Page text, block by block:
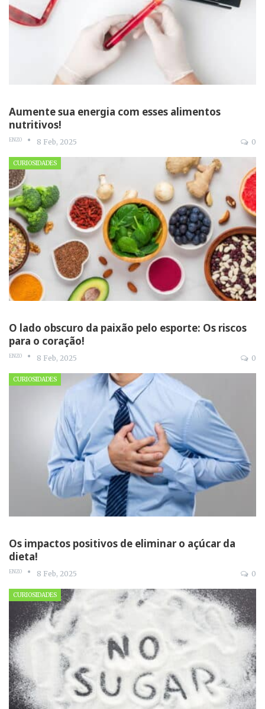
Aumente sua energia com esses alimentos
nutritivos!
ENZO 8 Feb, 2025 0
CURIOSIDADES
O lado obscuro da paixão pelo esporte: Os riscos
para o coração!
ENZO 8 Feb, 2025 0
CURIOSIDADES
Os impactos positivos de eliminar o açúcar da
dieta!
ENZO 8 Feb, 2025 0
CURIOSIDADES